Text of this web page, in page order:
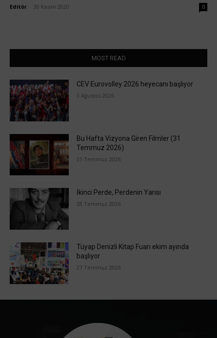
Editör 30 Kasım 2020 0
MOST READ
CEV Eurovolley 2026 heyecanı başlıyor
3 Ağustos 2026
Bu Hafta Vizyona Giren Filmler (31
Temmuz 2026)
31 Temmuz 2026
İkinci Perde, Perdenin Yarısı
28 Temmuz 2026
Tüyap Denizli Kitap Fuarı ekim ayında
başlıyor
27 Temmuz 2026